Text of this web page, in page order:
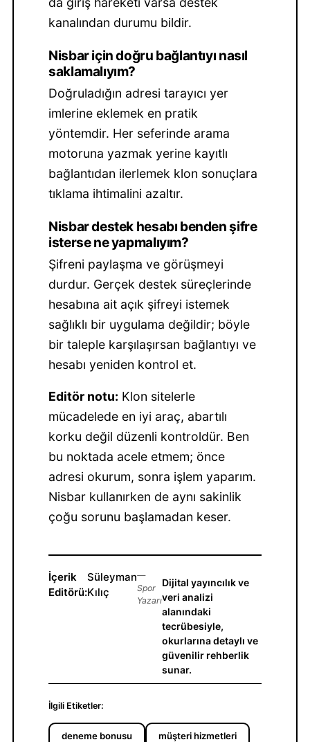
kanalından durumu bildir.
Nisbar için doğru bağlantıyı nasıl
saklamalıyım?
Doğruladığın adresi tarayıcı yer
imlerine eklemek en pratik
yöntemdir. Her seferinde arama
motoruna yazmak yerine kayıtlı
bağlantıdan ilerlemek klon sonuçlara
tıklama ihtimalini azaltır.
Nisbar destek hesabı benden şifre
isterse ne yapmalıyım?
Şifreni paylaşma ve görüşmeyi
durdur. Gerçek destek süreçlerinde
hesabına ait açık şifreyi istemek
sağlıklı bir uygulama değildir; böyle
bir taleple karşılaşırsan bağlantıyı ve
hesabı yeniden kontrol et.
Editör notu: Klon sitelerle
mücadelede en iyi araç, abartılı
korku değil düzenli kontroldür. Ben
bu noktada acele etmem; önce
adresi okurum, sonra işlem yaparım.
Nisbar kullanırken de aynı sakinlik
çoğu sorunu başlamadan keser.
İçerik
Editörü:
Süleyman
Kılıç
—
Spor
Yazarı
Dijital yayıncılık ve
veri analizi
alanındaki
tecrübesiyle,
okurlarına detaylı ve
güvenilir rehberlik
sunar.
İlgili Etiketler:
deneme bonusu müşteri hizmetleri